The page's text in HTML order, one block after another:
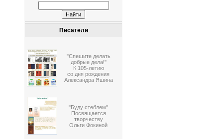
Писатели
"Спешите делать
добрые дела!"
К 105-летию
со дня рождения
Александра Яшина
"Буду стеблем"
Посвящается
творчеству
Ольги Фокиной